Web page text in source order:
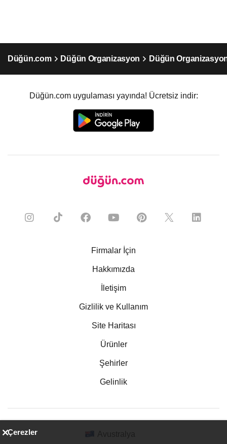
Düğün.com Düğün Organizasyon Düğün
Düğün.com uygulaması yayında! Ücretsiz indir:
Firmalar İçin
Hakkımızda
İletişim
Gizlilik ve Kullanım
Site Haritası
Ürünler
Şehirler
Gelinlik
Çerezler